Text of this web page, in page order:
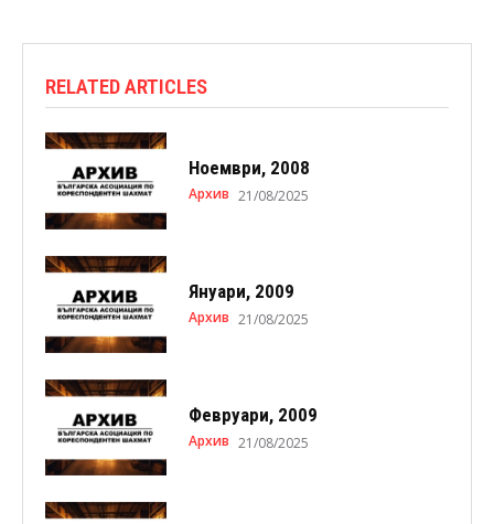
RELATED ARTICLES
Ноември, 2008
Архив 21/08/2025
Януари, 2009
Архив 21/08/2025
Февруари, 2009
Архив 21/08/2025